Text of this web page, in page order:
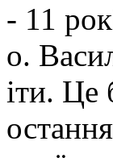
- 11
о.
іти. Це